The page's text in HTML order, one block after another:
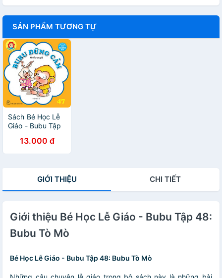
SẢN PHẨM TƯƠNG TỰ
Sách Bé Học Lễ
Giáo - Bubu Tập
Cảm13.000 đ
GIỚI THIỆU CHI TIẾT
Giới thiệu Bé Học Lễ Giáo - Bubu Tập 48:
Bubu Tò Mò
Bé Học Lễ Giáo - Bubu Tập 48: Bubu Tò Mò